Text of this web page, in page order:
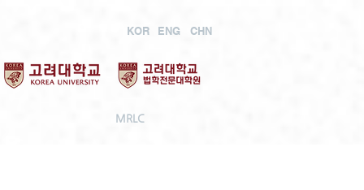
KOR ENG CHN
MRLC